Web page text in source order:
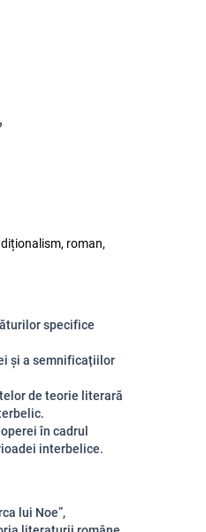
roman,
specifice
și a semnificațiilor
de teorie literară
în cadrul
interbelice.
lui Noe”,